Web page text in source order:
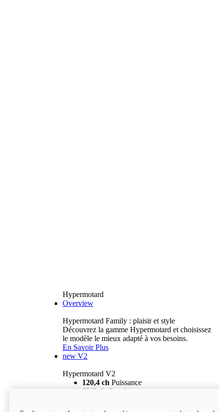
Hypermotard
Overview
Hypermotard Family : plaisir et style
Découvrez la gamme Hypermotard et choisissez
le modèle le mieux adapté à vos besoins.
En Savoir Plus
new V2
Hypermotard V2
120,4 ch Puissance
69 lb-ft
Couple
18 895 $